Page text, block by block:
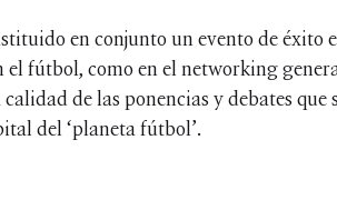
en conjunto un evento de éxito
fútbol, como en el networking
de las ponencias y debates que
del ‘planeta fútbol’.